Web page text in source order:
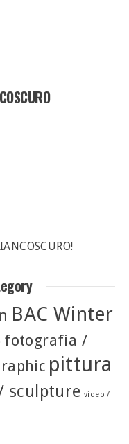
BAC Winter
fotografia /
pittura
sculpture video /